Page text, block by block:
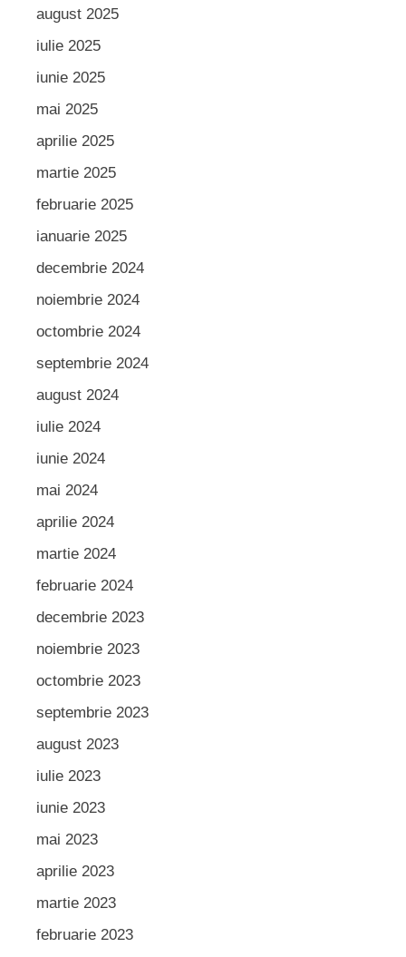
august 2025
iulie 2025
iunie 2025
mai 2025
aprilie 2025
martie 2025
februarie 2025
ianuarie 2025
decembrie 2024
noiembrie 2024
octombrie 2024
septembrie 2024
august 2024
iulie 2024
iunie 2024
mai 2024
aprilie 2024
martie 2024
februarie 2024
decembrie 2023
noiembrie 2023
octombrie 2023
septembrie 2023
august 2023
iulie 2023
iunie 2023
mai 2023
aprilie 2023
martie 2023
februarie 2023